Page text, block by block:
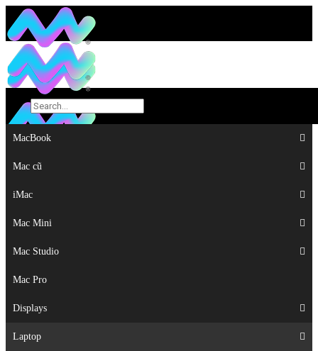
MacBook
Mac cũ
iMac
Mac Mini
Mac Studio
Mac Pro
Displays
MacBook
Mac cũ
iMac
Mac Mini
Mac Studio
Mac Pro
Displays
Laptop